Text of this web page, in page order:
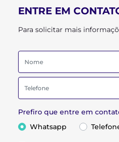
ENTRE EM
Para solicitar mais
Prefiro que entre em
Whatsapp